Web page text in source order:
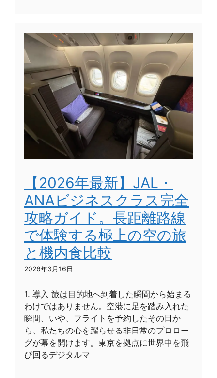
【2026年最新】JAL・
ANAビジネスクラス完全
攻略ガイド。長距離路線
で体験する極上の空の旅
と機内食比較
2026年3月16日
1. 導入 旅は目的地へ到着した瞬間から始まる
わけではありません。空港に足を踏み入れた
瞬間、いや、フライトを予約したその日か
ら、私たちの心を躍らせる非日常のプロロー
グが幕を開けます。東京を拠点に世界中を飛
び回るデジタルマ